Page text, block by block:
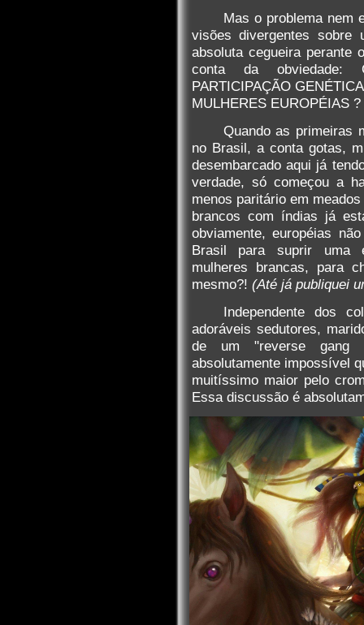
Mas o problema nem
visões divergentes
absoluta cegueira perante
conta da obviedade:
PARTICIPAÇÃO
MULHERES EUROPÉIAS
Quando as primeiras
no Brasil, a conta gotas,
desembarcado aqui já
verdade, só começou a
menos paritário em
brancos com índias já
obviamente, européias
Brasil para suprir uma
mulheres brancas, para
mesmo?! (Até já publiquei
Independente dos
adoráveis sedutores,
de um "reverse gang
absolutamente impossível
muitíssimo maior pelo
Essa discussão é